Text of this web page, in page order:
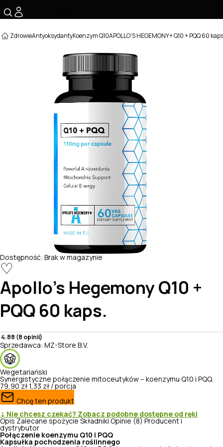
ZdrowieAntyoksydantyKoenzym Q10APOLLO'S HEGEMONY+ Q10 + PQQ 60
Dostępność: Brak w magazynie
♡
Apollo's Hegemony Q10 +
PQQ 60 kaps.
4.88 (8 opinii)
Sprzedawca: MZ-Store B.V.
Wegetariański
Synergistyczne połączenie mitoceutyków – koenzymu Q10 i PQQ.
79,90 zł 1,33 zł / porcja
Chcę ten produkt
↓ Nie chcesz czekać? Zobacz podobne dostępne od ręki
Opis Zalecane spożycie Składniki Opinie (8) Producent i
dystrybutor
Połączenie koenzymu Q10 i PQQ
Kapsułka pochodzenia roślinnego